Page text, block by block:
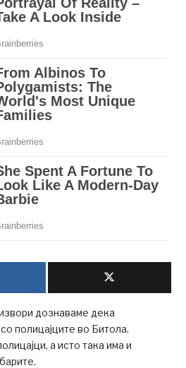
дознаваме дека
полицајците во Битола.
а исто така има и